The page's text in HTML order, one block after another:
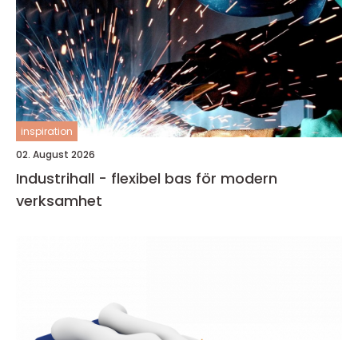
inspiration
02. August 2026
Industrihall - flexibel bas för modern
verksamhet